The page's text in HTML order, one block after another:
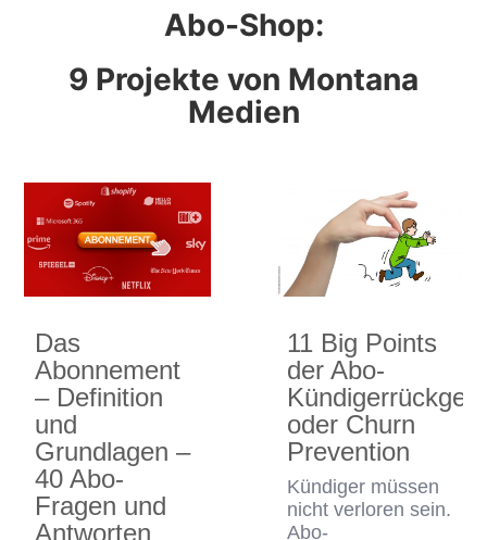
Abo-Shop:
9 Projekte von Montana
Medien
Das
Abonnement
– Definition
und
Grundlagen –
40 Abo-
Fragen und
Antworten
11 Big Points
der Abo-
oder Churn
Prevention
Kündiger müssen
nicht verloren sein.
Abo-